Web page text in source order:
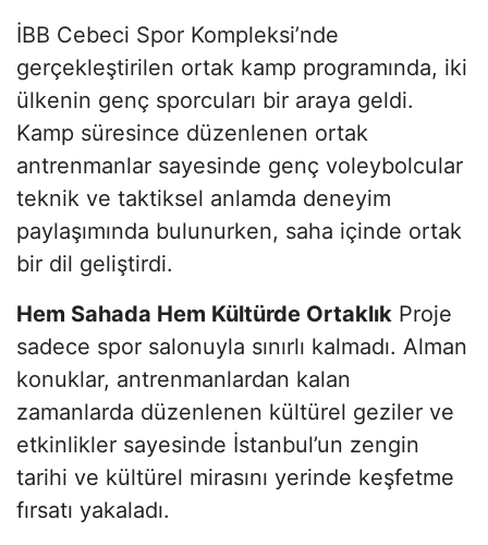
İBB Cebeci Spor Kompleksi’nde
gerçekleştirilen ortak kamp programında, iki
ülkenin genç sporcuları bir araya geldi.
Kamp süresince düzenlenen ortak
antrenmanlar sayesinde genç voleybolcular
teknik ve taktiksel anlamda deneyim
paylaşımında bulunurken, saha içinde ortak
bir dil geliştirdi.
Hem Sahada Hem Kültürde Ortaklık Proje
sadece spor salonuyla sınırlı kalmadı. Alman
konuklar, antrenmanlardan kalan
zamanlarda düzenlenen kültürel geziler ve
etkinlikler sayesinde İstanbul’un zengin
tarihi ve kültürel mirasını yerinde keşfetme
fırsatı yakaladı.